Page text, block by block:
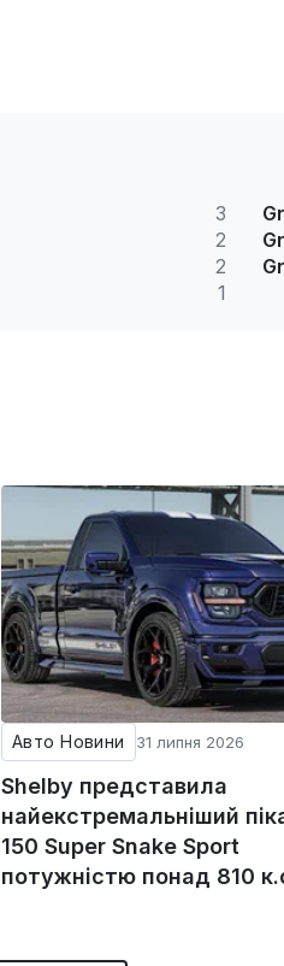
3
2
2
1
Авто Новини 31 липня 2026
Shelby представила
найекстремальніший
150 Super Snake Sport
потужністю понад 810